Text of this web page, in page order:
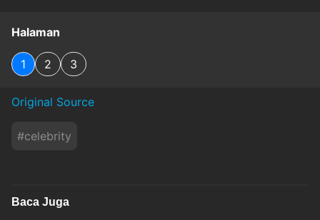
Halaman
1 2 3
Original Source
#celebrity
Baca Juga